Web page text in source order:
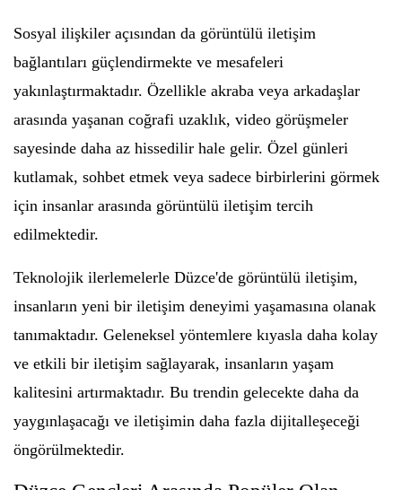
Sosyal ilişkiler açısından da görüntülü iletişim
bağlantıları güçlendirmekte ve mesafeleri
yakınlaştırmaktadır. Özellikle akraba veya arkadaşlar
arasında yaşanan coğrafi uzaklık, video görüşmeler
sayesinde daha az hissedilir hale gelir. Özel günleri
kutlamak, sohbet etmek veya sadece birbirlerini görmek
için insanlar arasında görüntülü iletişim tercih
edilmektedir.
Teknolojik ilerlemelerle Düzce'de görüntülü iletişim,
insanların yeni bir iletişim deneyimi yaşamasına olanak
tanımaktadır. Geleneksel yöntemlere kıyasla daha kolay
ve etkili bir iletişim sağlayarak, insanların yaşam
kalitesini artırmaktadır. Bu trendin gelecekte daha da
yaygınlaşacağı ve iletişimin daha fazla dijitalleşeceği
öngörülmektedir.